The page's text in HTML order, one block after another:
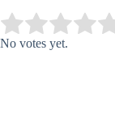
Rate this item:
No votes yet.